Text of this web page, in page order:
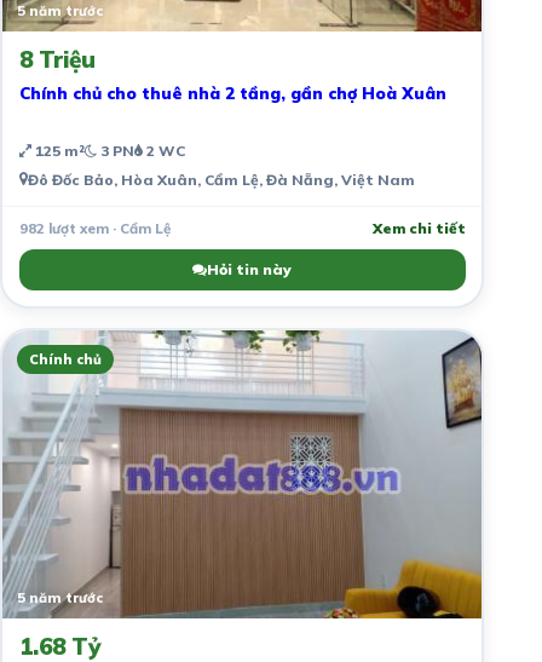
5 năm trước
8 Triệu
Chính chủ cho thuê nhà 2 tầng, gần chợ Hoà Xuân
125 m² 3 PN 2 WC
Đô Đốc Bảo, Hòa Xuân, Cẩm Lệ, Đà Nẵng, Việt Nam
982 lượt xem · Cẩm Lệ Xem chi tiết
Hỏi tin này
Chính chủ
5 năm trước
1.68 Tỷ